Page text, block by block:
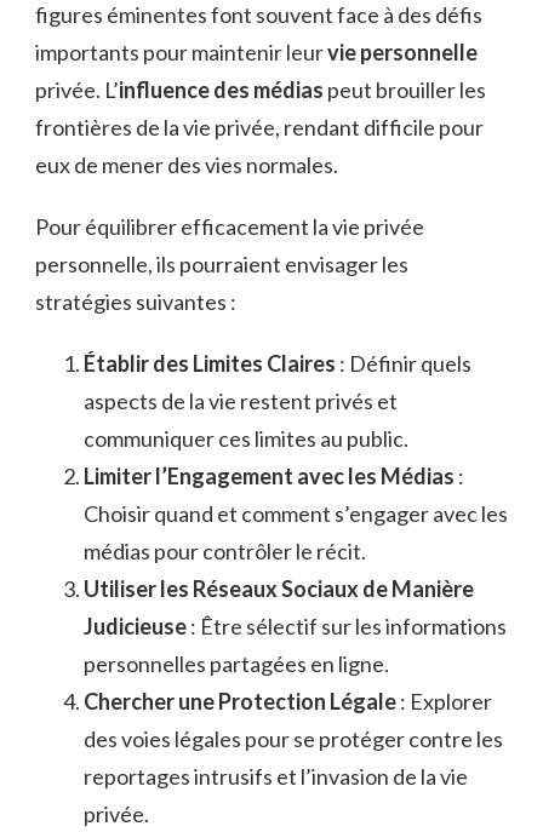
figures éminentes font souvent face à des défis
importants pour maintenir leurvie personnelle
privée. L’influence des médias peut brouiller les
frontières de la vie privée, rendant difficile pour
eux de mener des vies normales.
Pour équilibrer efficacement la vie privée
personnelle, ils pourraient envisager les
stratégies suivantes :
Établir des Limites Claires : Définir quels
aspects de la vie restent privés et
communiquer ces limites au public.
Limiter l’Engagement avec les Médias :
Choisir quand et comment s’engager avec les
médias pour contrôler le récit.
Utiliser les Réseaux Sociaux de Manière
Judicieuse: Être sélectif sur les informations
personnelles partagées en ligne.
Chercher une Protection Légale: Explorer
des voies légales pour se protéger contre les
reportages intrusifs et l’invasion de la vie
privée.